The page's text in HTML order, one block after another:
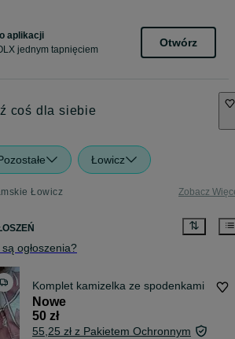
aplikacji
jednym tapnięciem
Otwórz
coś dla siebie
Łowicz
Łowicz Zobacz
ogłoszenia?
Komplet kamizelka ze spodenkami
Nowe
50 zł
55,25 zł z Pakietem Ochronnym